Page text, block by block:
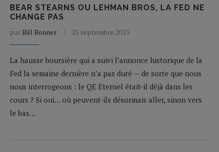
BEAR STEARNS OU LEHMAN BROS, LA FED NE
CHANGE PAS
par Bill Bonner 25 septembre 2013
La hausse boursière qui a suivi l’annonce historique de la
Fed la semaine dernière n’a pas duré — de sorte que nous
nous interrogeons : le QE Eternel était-il déjà dans les
cours ? Si oui… où peuvent-ils désormais aller, sinon vers
le bas…